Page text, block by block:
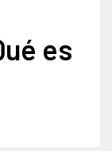
es